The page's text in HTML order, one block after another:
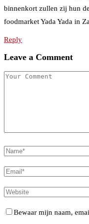
binnenkort zullen zij hun
foodmarket Yada Yada in
Reply
Leave a Comment
Bewaar mijn naam,